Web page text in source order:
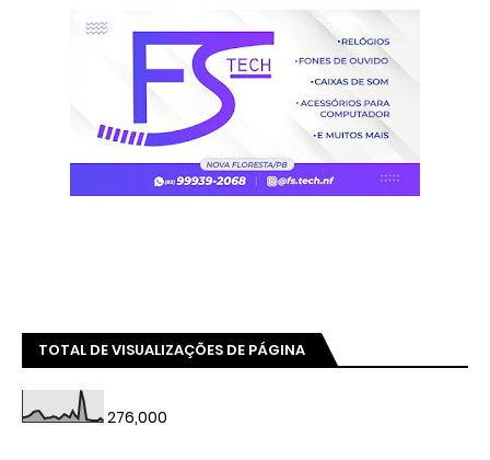
TOTAL DE VISUALIZAÇÕES DE PÁGINA
276,000